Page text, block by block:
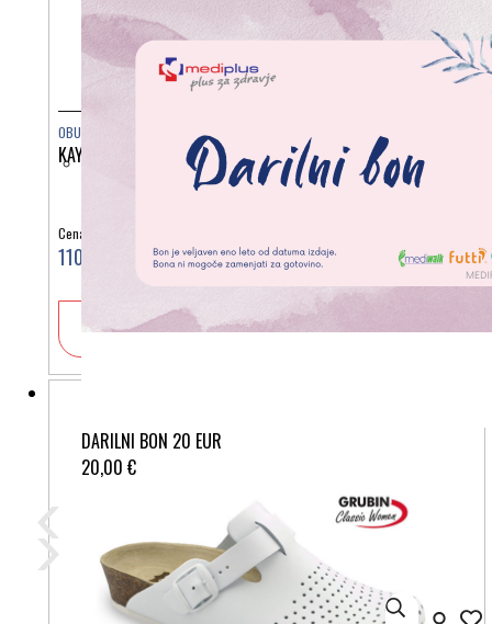
DARILNI BON 20 EUR
20,00 €
OBUTEV
KAY SL 1016661
Cena:
110,00 €
V košarico